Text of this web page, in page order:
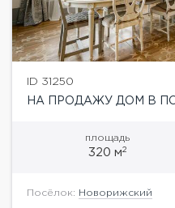
ID 31250
НА ПРОДАЖУ ДОМ В
площадь
320 м2
Посёлок: Новорижский